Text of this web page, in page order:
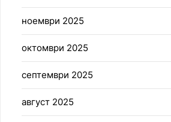
ноември 2025
октомври 2025
септември 2025
август 2025